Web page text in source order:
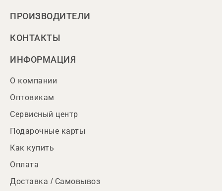
ПРОИЗВОДИТЕЛИ
КОНТАКТЫ
ИНФОРМАЦИЯ
О компании
Оптовикам
Сервисный центр
Подарочные карты
Как купить
Оплата
Доставка / Самовывоз